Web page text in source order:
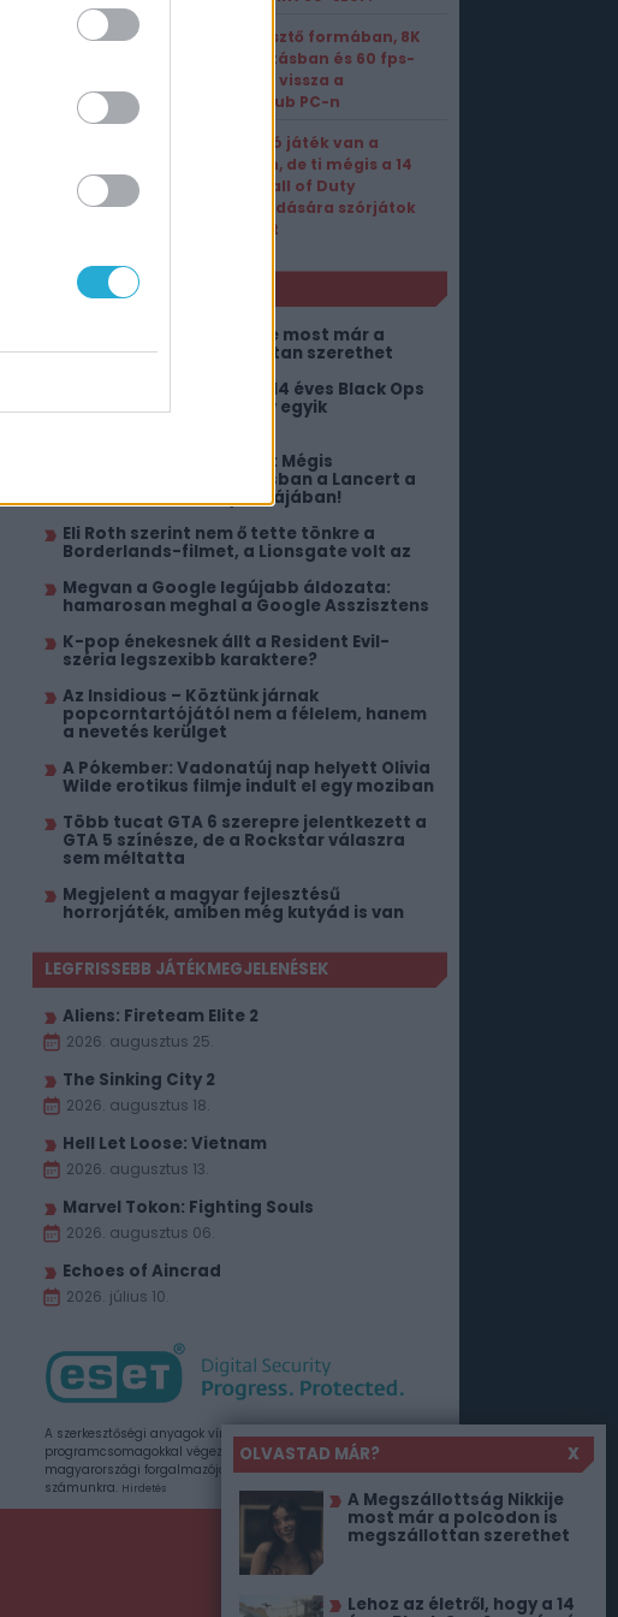
OLVASTAD MÁR?
X
A Megszállottság Nikkije
most már a polcodon is
megszállottan szerethet
Lehoz az életről, hogy a 14
Elképesztő formában, 8K
felbontásban és 60 fps-
sel tért vissza a
Driveclub PC-n
Annyi jó játék van a
világon, de ti mégis a 14
éves Call of Duty
újrakiadására szórjátok
a pénzt
AJÁNLÓ
A Megszállottság Nikkije most már a
polcodon is megszállottan szerethet
Lehoz az életről, hogy a 14 éves Black Ops
2 megúszós portja az év egyik
A játékosok kiharcolták: Mégis
megmárthatjuk egymásban a Lancert a
Gears of War: E-Day bétájában!
Eli Roth szerint nem ő tette tönkre a
Borderlands-filmet, a Lionsgate volt az
Megvan a Google legújabb áldozata:
hamarosan meghal a Google Asszisztens
K-pop énekesnek állt a Resident Evil-
széria legszexibb karaktere?
Az Insidious – Köztünk járnak
popcorntartójától nem a félelem, hanem
a nevetés kerülget
A Pókember: Vadonatúj nap helyett Olivia
Wilde erotikus filmje indult el egy moziban
Több tucat GTA 6 szerepre jelentkezett a
GTA 5 színésze, de a Rockstar válaszra
sem méltatta
Megjelent a magyar fejlesztésű
horrorjáték, amiben még kutyád is van
LEGFRISSEBB JÁTÉKMEGJELENÉSEK
Aliens: Fireteam Elite 2
2026. augusztus 25.
The Sinking City 2
2026. augusztus 18.
Hell Let Loose: Vietnam
2026. augusztus 13.
Marvel Tokon: Fighting Souls
2026. augusztus 06.
Echoes of Aincrad
2026. július 10.
A szerkesztőségi anyagok vírusellenőrzését az ESET
programcsomagokkal végezzük, amelyet a szoftver
magyarországi forgalmazója, a Sicontact Kft. biztosít
számunkra. Hirdetés